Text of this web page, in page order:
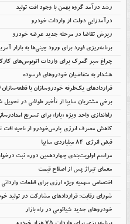
رشد درآمد گروه بهمن با وجود افت تولید
درآمدزایی دولت از واردات خودرو
ریزش تقاضا در مرحله جدید عرضه خودرو
برنامه‌ریزی فورد برای ورود چینی‌ها به بازار
چراغ سبز گمرک برای واردات اتوبوس‌های
هشدار به متقاضیان خودروهای فرسوده
قراردادهای یک‌طرفه خودروسازان با
برخی مشتریان سایپا از تأخیر طولانی در تحویل
راه‌اندازی واحد ویژه «یارا» برای تسریع
کاهش مصرف انرژی پارس‌خودرو از ناحیه افت
قبض انرژی ۸۴ میلیاردی سایپا
مراسم اولویت‌بندی چهاردهمین دوره ثبت
معمای تیراژ پس از اصلاح قیمت
اختصاص سهمیه ویژه ارزی برای قطعات وارداتی
شورای رقابت: قراردادهای مشارکت در تولید
خودروهای جدید شیائومی در راه بازار